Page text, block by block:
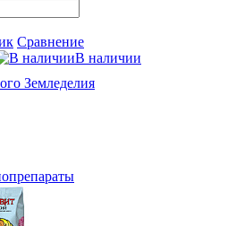
Сравнение
В наличии
Земледелия